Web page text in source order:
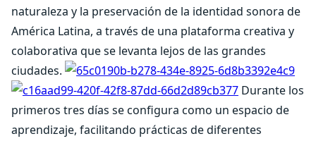
naturaleza y la preservación de la identidad sonora de
América Latina, a través de una plataforma creativa y
colaborativa que se levanta lejos de las grandes
ciudades.
Durante los
primeros tres días se configura como un espacio de
aprendizaje, facilitando prácticas de diferentes